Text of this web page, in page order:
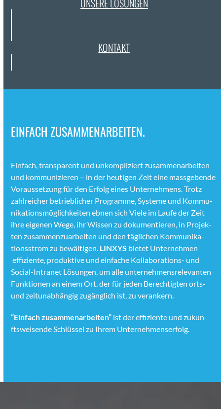
UNSERE LÖSUN­GEN
KON­TAKT
EINFACH ZUSAMMENARBEITEN.
Ein­fach, trans­par­ent und unkom­pliziert zusam­me­nar­beit­en
und kom­mu­nizieren – in der heuti­gen Zeit eine mass­gebende
Voraus­set­zung für den Erfolg eines Unternehmens. Trotz
zahlre­ich­er betrieblich­er Pro­gramme, Sys­teme und Kom­mu­
nika­tion­s­möglichkeit­en ebnen sich Viele im Laufe der Zeit
ihre eige­nen Wege, ihr Wis­sen zu doku­men­tieren, in Pro­jek­
ten zusam­men­zuar­beit­en und den täglichen Kom­mu­nika­
tion­sstrom zu bewälti­gen. LINXYS bietet Unternehmen
effiziente, pro­duk­tive und ein­fache Kol­lab­o­ra­tions- und
Social-Intranet Lösun­gen, um alle unternehmen­srel­e­van­ten
Funk­tio­nen an einem Ort, der für jeden Berechtigten orts-
und zeitun­ab­hängig zugänglich ist, zu ver­ankern.
“Ein­fach zusam­me­nar­beit­en” ist der effiziente und zukun­
ftsweisende Schlüs­sel zu Ihrem Unternehmenser­folg.